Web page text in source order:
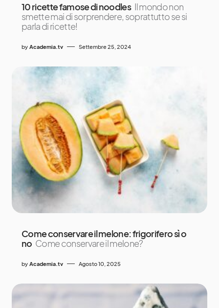
10 ricette famose di noodles Il mondo non
smette mai di sorprendere, soprattutto se si
parla di ricette!
by Academia.tv Settembre 25, 2024
Come conservare il melone: frigorifero sì o
no Come conservare il melone?
by Academia.tv Agosto 10, 2025